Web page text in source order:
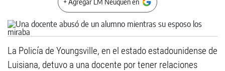
+ Agregar LM Neuquen en
La Policía de Youngsville, en el estado estadounidense de
Luisiana, detuvo a una docente por tener relaciones